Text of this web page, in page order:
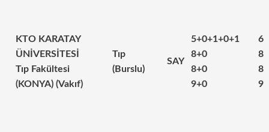
KTO KARATAY
ÜNİVERSİTESİ
Tıp Fakültesi
(KONYA) (Vakıf)
Tıp
(Burslu)
SAY
5+0+1+0+1
8+0
8+0
9+0
6
8
8
9